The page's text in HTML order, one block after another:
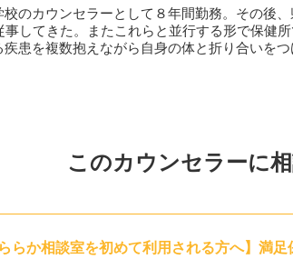
理学の知識と経験をもとにご提案を差し上
にはまた別の方法を共に考えていく、それ
にどんなことに気を付けているのか、どん
す。カウンセラーは話を聴くプロです。あ
をお手伝いしたり、解決の糸口を見つける
のカウンセラーとして８年間勤務。その後
してきた。またこれらと並行する形で保健
患を複数抱えながら自身の体と折り合いを
このカウンセラーに
ららか相談室を初めて利用される方へ】満